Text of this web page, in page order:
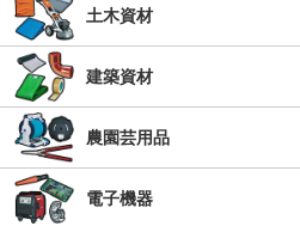
土木資材
建築資材
農園芸用品
電子機器